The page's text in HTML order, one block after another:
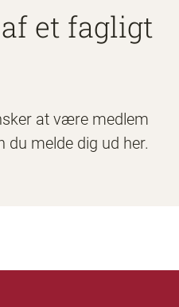
et fagligt
at være medlem
du melde dig ud her.